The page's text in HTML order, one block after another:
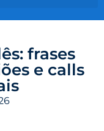
frases
e calls